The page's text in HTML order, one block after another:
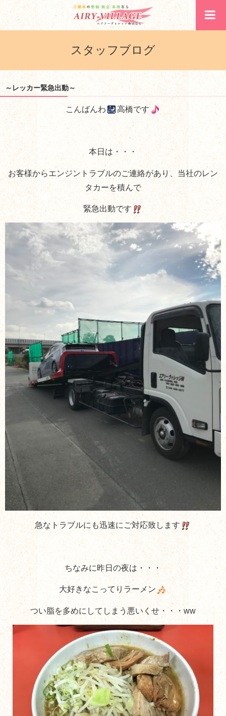
スタッフブログ
～レッカー緊急出動～
こんばんわ 高橋です
本日は・・・
お客様からエンジントラブルのご連絡があり、当社のレン
タカーを積んで
緊急出動です
急なトラブルにも迅速にご対応致します
ちなみに昨日の夜は・・・
大好きなこってりラーメン
つい脂を多めにしてしまう悪いくせ・・・ww